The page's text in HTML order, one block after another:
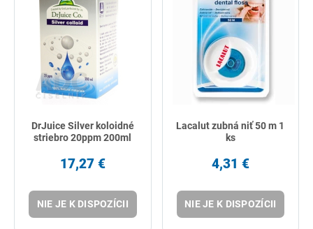
DrJuice Silver koloidné
striebro 20ppm 200ml
17,27 €
NIE JE K DISPOZÍCII
Lacalut zubná niť 50 m 1
ks
4,31 €
NIE JE K DISPOZÍCII